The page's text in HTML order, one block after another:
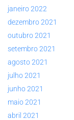
janeiro 2022
dezembro 2021
outubro 2021
setembro 2021
agosto 2021
julho 2021
junho 2021
maio 2021
abril 2021